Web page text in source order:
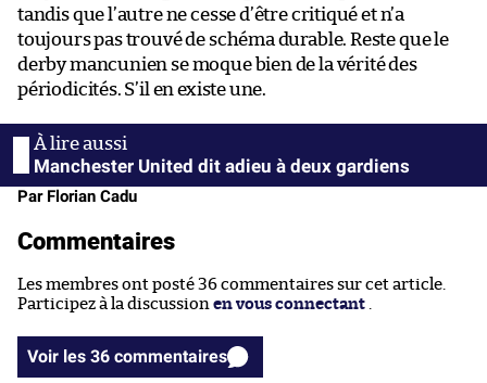
tandis que l’autre ne cesse d’être critiqué et n’a
toujours pas trouvé de schéma durable. Reste que le
derby mancunien se moque bien de la vérité des
périodicités. S’il en existe une.
Manchester United dit adieu à deux gardiens
Par Florian Cadu
Commentaires
Les membres ont posté 36 commentaires sur cet article.
Participez à la discussion en vous connectant
Voir les 36 commentaires